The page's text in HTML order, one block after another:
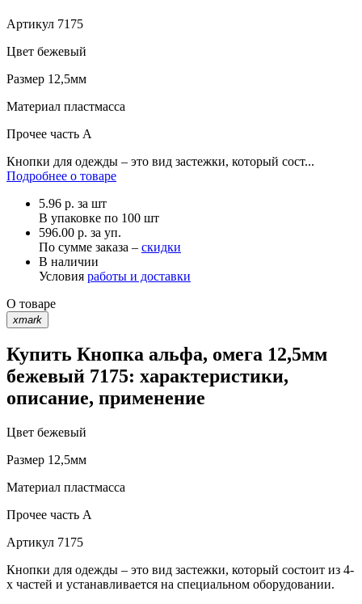
Артикул 7175
Цвет бежевый
Размер 12,5мм
Материал пластмасса
Прочее часть A
Кнопки для одежды – это вид застежки, который сост...
Подробнее о товаре
5.96 р. за шт
В упаковке по 100 шт
596.00 р. за уп.
По сумме заказа – скидки
В наличии
Условия работы и доставки
О товаре
xmark
Купить Кнопка альфа, омега 12,5мм
бежевый 7175: характеристики,
описание, применение
Цвет бежевый
Размер 12,5мм
Материал пластмасса
Прочее часть A
Артикул 7175
Кнопки для одежды – это вид застежки, который состоит из 4-
х частей и устанавливается на специальном оборудовании.